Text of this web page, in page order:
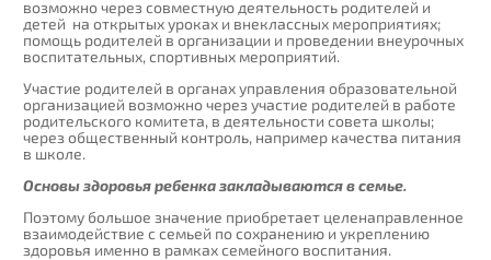
возможно через совместную деятельность родителей и
детей на открытых уроках и внеклассных мероприятиях;
помощь родителей в организации и проведении внеурочных
воспитательных, спортивных мероприятий.
Участие родителей в органах управления образовательной
организацией возможно через участие родителей в работе
родительского комитета, в деятельности совета школы;
через общественный контроль, например качества питания
в школе.
Основы здоровья ребенка закладываются в семье.
Поэтому большое значение приобретает целенаправленное
взаимодействие с семьей по сохранению и укреплению
здоровья именно в рамках семейного воспитания.